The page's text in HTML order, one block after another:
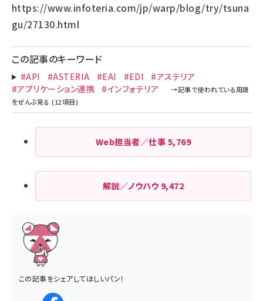
https://www.infoteria.com/jp/warp/blog/try/tsuna
gu/27130.html
この記事のキーワード
#API #ASTERIA #EAI #EDI
#アステリア
#アプリケーション連携
#インフォテリア
Web担当者／仕事 5,769
解説／ノウハウ 9,472
この記事をシェアしてほしいパン！